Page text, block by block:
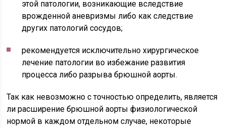
этой патологии, возникающие вследствие
врожденной аневризмы либо как следствие
других патологий сосудов;
рекомендуется исключительно хирургическое
лечение патологии во избежание развития
процесса либо разрыва брюшной аорты.
Так как невозможно с точностью определить, является
ли расширение брюшной аорты физиологической
нормой в каждом отдельном случае, некоторые